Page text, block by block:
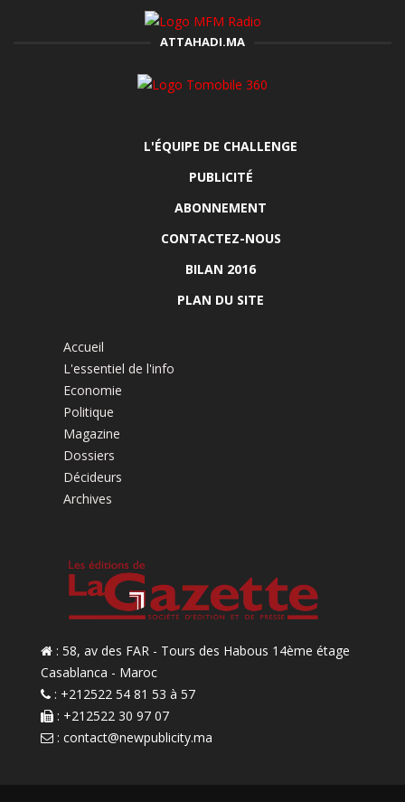
ATTAHADI.MA
L'ÉQUIPE DE CHALLENGE
PUBLICITÉ
ABONNEMENT
CONTACTEZ-NOUS
BILAN 2016
PLAN DU SITE
Accueil
L'essentiel de l'info
Economie
Politique
Magazine
Dossiers
Décideurs
Archives
: 58, av des FAR - Tours des Habous 14ème étage
Casablanca - Maroc
: +212522 54 81 53 à 57
: +212522 30 97 07
: contact@newpublicity.ma